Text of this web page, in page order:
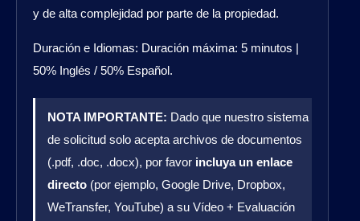
y de alta complejidad por parte de la propiedad.
Duración e Idiomas: Duración máxima: 5 minutos |
50% Inglés / 50% Español.
NOTA IMPORTANTE: Dado que nuestro sistema
de solicitud solo acepta archivos de documentos
(.pdf, .doc, .docx), por favor incluya un enlace
directo (por ejemplo, Google Drive, Dropbox,
WeTransfer, YouTube) a su Vídeo + Evaluación